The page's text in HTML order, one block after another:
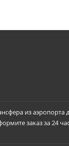
из
заказ за 24